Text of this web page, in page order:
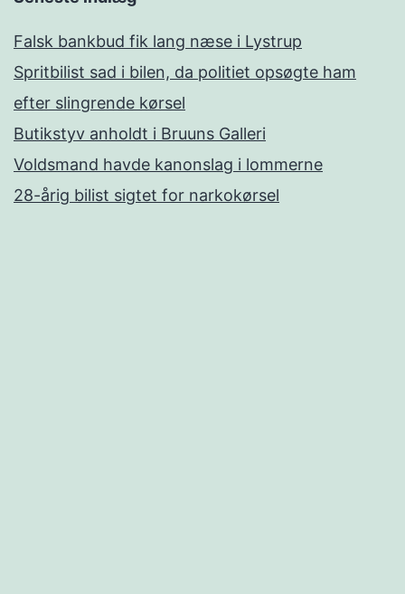
Falsk bankbud fik lang næse i Lystrup
Spritbilist sad i bilen, da politiet opsøgte ham
efter slingrende kørsel
Butikstyv anholdt i Bruuns Galleri
Voldsmand havde kanonslag i lommerne
28-årig bilist sigtet for narkokørsel